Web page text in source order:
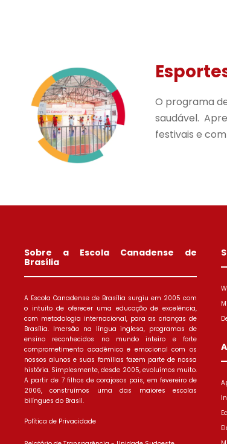
O programa
saudável.
festivais e
Sobre a Escola Canadense de
Brasília
A Escola Canadense de Brasília surgiu em 2005 com
o intuito de oferecer uma educação de excelência,
com metodologia internacional, para as crianças de
Brasília. Imersão na língua inglesa, programas de
ensino reconhecidos no mundo inteiro e forte
comprometimento acadêmico e emocional com os
nossos alunos e suas famílias fazem parte de nossa
história. Simplesmente, desde 2005, evoluímos muito.
A partir de 7 filhos de corajosos pais, em fevereiro de
2006, construímos uma das maiores escolas
bilíngues do Brasil.
Política de Privacidade